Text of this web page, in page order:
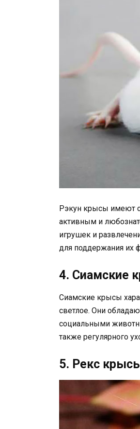
Рэкун крысы имеют
активным и
игрушек и
для поддержания их
4. Сиамские
Сиамские крысы
светлое. Они
социальными
также регулярного
5. Рекс